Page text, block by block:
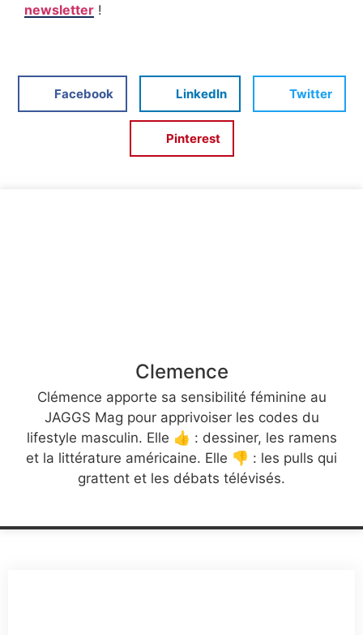
newsletter !
Facebook LinkedIn Twitter
Pinterest
Clemence
Clémence apporte sa sensibilité féminine au
JAGGS Mag pour apprivoiser les codes du
lifestyle masculin. Elle 👍 : dessiner, les ramens
et la littérature américaine. Elle 👎 : les pulls qui
grattent et les débats télévisés.